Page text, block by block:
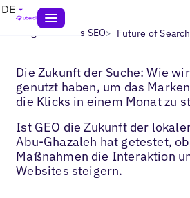
DE
Blogs> Lokales SEO> Future of Search
Die Zukunft der Suche: Wie
genutzt haben, um das
die Klicks in einem Monat zu
Ist GEO die Zukunft der
Abu-Ghazaleh hat getestet,
Maßnahmen die Interaktion
Websites steigern.